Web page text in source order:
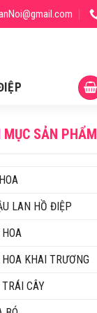
MỤC SẢN PHẨM
LAN HỒ ĐIỆP
HOA KHAI TRƯƠNG
TRÁI CÂY